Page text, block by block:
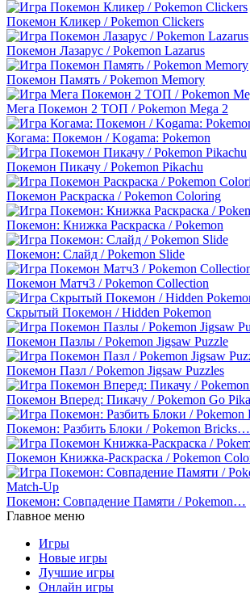
Покемон Кликер / Pokemon Clickers
Покемон Лазарус / Pokemon Lazarus
Покемон Память / Pokemon Memory
Мега Покемон 2 ТОП / Pokemon Mega 2
Когама: Покемон / Kogama: Pokemon
Покемон Пикачу / Pokemon Pikachu
Покемон Раскраска / Pokemon Coloring
Покемон: Книжка Раскраска / Pokemon
Покемон: Слайд / Pokemon Slide
Покемон Матч3 / Pokemon Collection
Скрытый Покемон / Hidden Pokemon
Покемон Пазлы / Pokemon Jigsaw Puzzle
Покемон Пазл / Pokemon Jigsaw Puzzles
Покемон Вперед: Пикачу / Pokemon Go
Покемон: Разбить Блоки / Pokemon Bricks…
Покемон Книжка-Раскраска / Pokemon
Покемон: Совпадение Памяти / Pokemon…
Главное меню
Игры
Новые игры
Лучшие игры
Онлайн игры